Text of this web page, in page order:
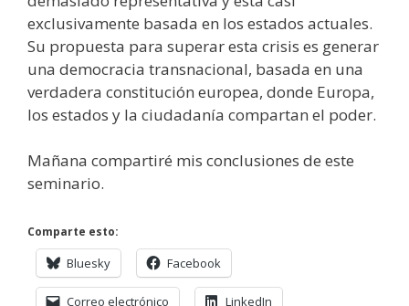
exclusivamente basada en los estados actuales.
Su propuesta para superar esta crisis es generar
una democracia transnacional, basada en una
verdadera constitución europea, donde Europa,
los estados y la ciudadanía compartan el poder.
Mañana compartiré mis conclusiones de este
seminario.
Comparte esto:
Bluesky Facebook
Correo electrónico LinkedIn